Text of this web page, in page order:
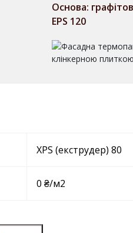
Основа:
EPS 120
XPS (екструдер) 80
0 ₴/м2